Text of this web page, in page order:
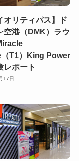
オリティパス】ド
空港（DMK）ラウ
T1）King Power
レポート
17日